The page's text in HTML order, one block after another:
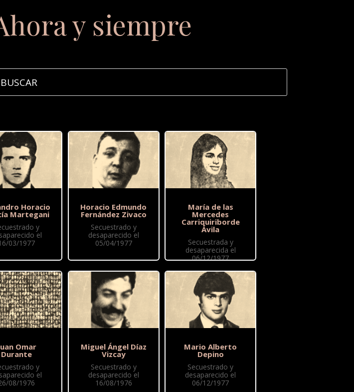
y siempre
Horacio
Martegani
y
el
03/1977
Omar
Durante
y
el
08/1976
Horacio Edmundo
Fernández Zivaco
Secuestrado y
desaparecido el
05/04/1977
Miguel Ángel Díaz
Vizcay
Secuestrado y
desaparecido el
16/08/1976
María de las
Mercedes
Carriquiriborde
Ávila
Secuestrada y
desaparecida el
06/12/1977
Mario Alberto
Depino
Secuestrado y
desaparecido el
06/12/1977